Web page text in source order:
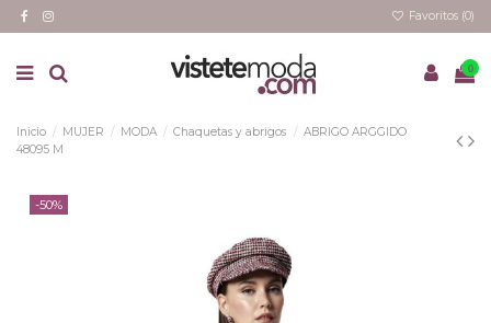
Favoritos (0)
0
Inicio MUJER MODA Chaquetas y abrigos
ABRIGO ARGGIDO
48095 M
-50%